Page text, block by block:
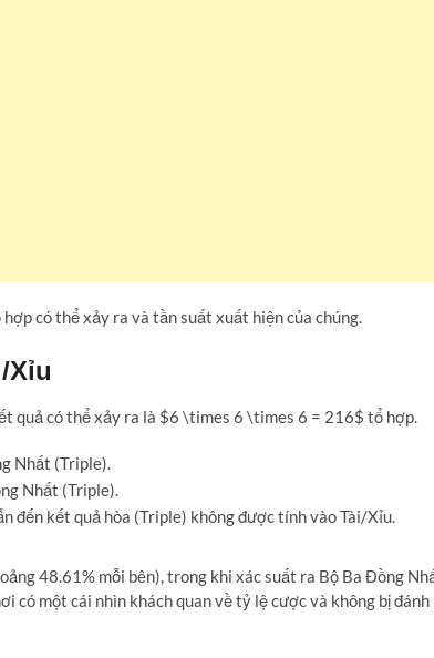
có thể xảy ra và tần suất xuất hiện của chúng.
Xỉu
quả có thể xảy ra là $6 \times 6 \times 6 = 216$ tổ hợp.
Nhất (Triple).
Nhất (Triple).
đến kết quả hòa (Triple) không được tính vào Tài/Xỉu.
48.61% mỗi bên), trong khi xác suất ra Bộ Ba Đồng
có một cái nhìn khách quan về tỷ lệ cược và không bị đánh